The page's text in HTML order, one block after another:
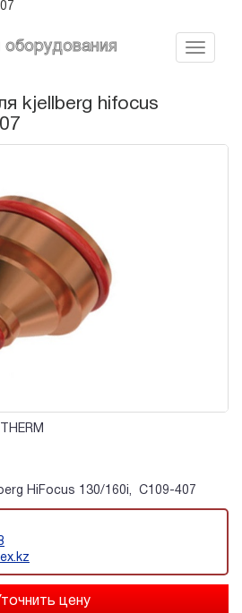
оборудования
kjellberg hifocus
HiFocus 130/160i, C109-407